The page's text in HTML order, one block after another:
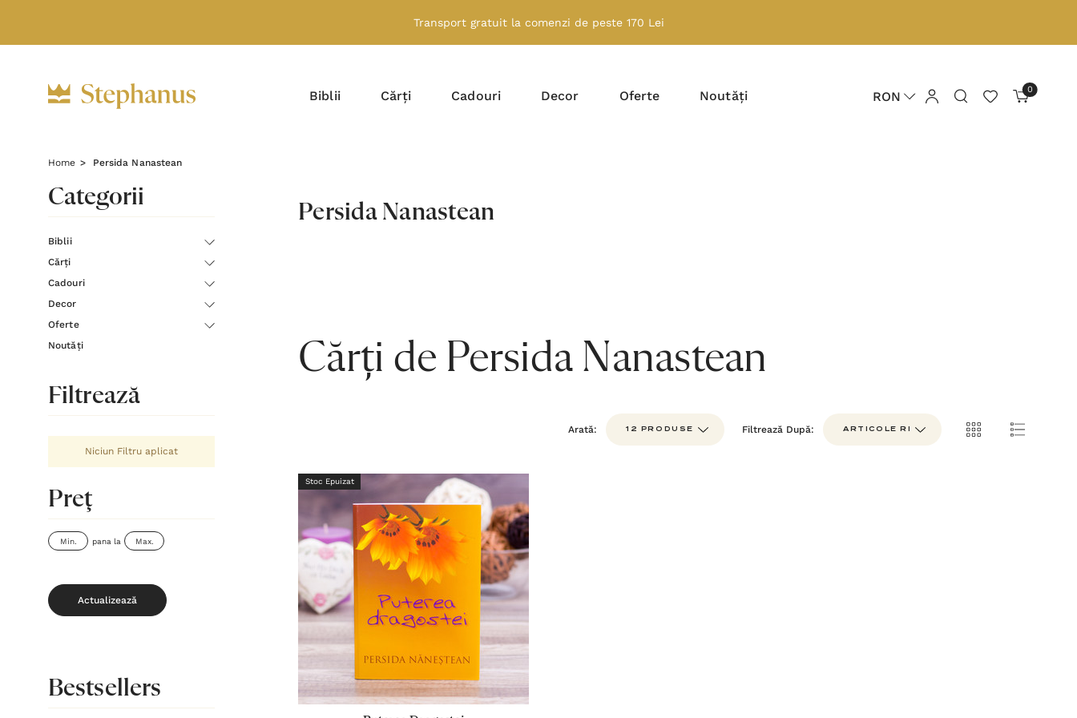
Transport gratuit la comenzi de peste 170 Lei
Biblii Cărți Cadouri Decor Oferte Noutăți RON 0
Home Persida Nanastean
Categorii
Biblii
Cărți
Cadouri
Decor
Oferte
Noutăți
Filtrează
Niciun Filtru aplicat
Preţ
pana la
Actualizează
Bestsellers
Persida Nanastean
Cărți de Persida Nanastean
Arată: Filtrează După:
Stoc Epuizat